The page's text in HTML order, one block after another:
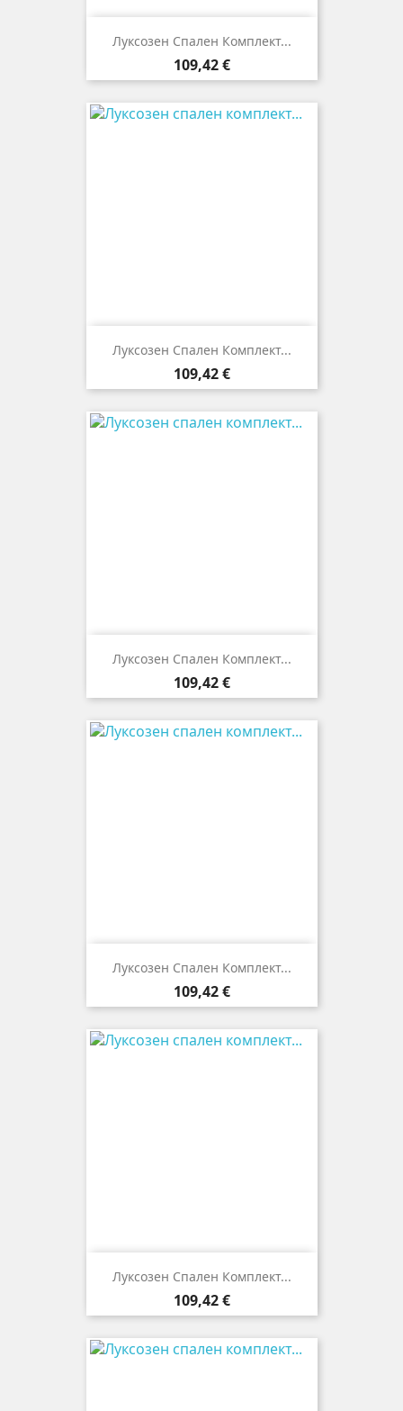
Луксозен Спален Комплект...
Цена
109,42 €
Луксозен Спален Комплект...
Цена
109,42 €
Луксозен Спален Комплект...
Цена
109,42 €
Луксозен Спален Комплект...
Цена
109,42 €
Луксозен Спален Комплект...
Цена
109,42 €